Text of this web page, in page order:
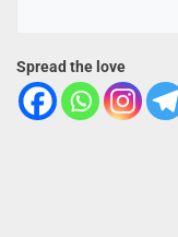
Spread the love